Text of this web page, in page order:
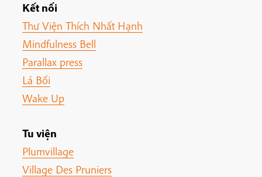
Kết nối
Thư Viện Thích Nhất Hạnh
Mindfulness Bell
Parallax press
Lá Bối
Wake Up
Tu viện
Plumvillage
Village Des Pruniers